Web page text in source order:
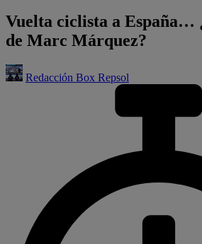
Vuelta ciclista a España…
de Marc Márquez?
Redacción Box Repsol